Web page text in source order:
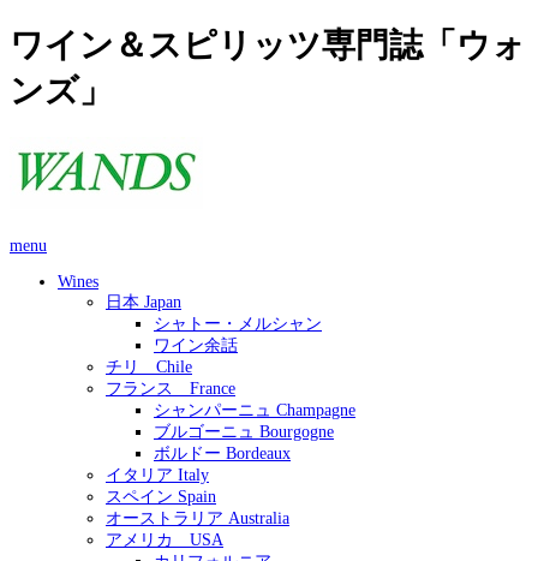
ワイン＆スピリッツ専門誌「ウォ
ンズ」
menu
Wines
日本 Japan
シャトー・メルシャン
ワイン余話
チリ Chile
フランス France
シャンパーニュ Champagne
ブルゴーニュ Bourgogne
ボルドー Bordeaux
イタリア Italy
スペイン Spain
オーストラリア Australia
アメリカ USA